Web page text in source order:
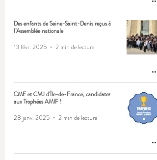
Des enfants de Seine-Saint-Denis reçus à
l’Assemblée nationale
13 févr. 2025
2 min de lecture
CME et CMJ d'Île-de-France, candidatez
aux Trophées AMIF !
28 janv. 2025
2 min de lecture